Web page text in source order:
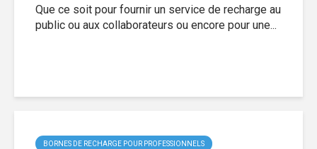
Que ce soit pour fournir un service de recharge au
public ou aux collaborateurs ou encore pour une...
BORNES DE RECHARGE POUR PROFESSIONNELS